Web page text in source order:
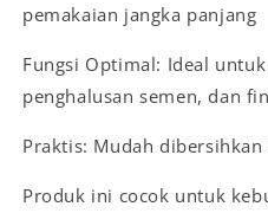
pemakaian jangka panjang
Fungsi Optimal: Ideal
penghalusan semen, dan
Praktis: Mudah
Produk ini cocok untuk